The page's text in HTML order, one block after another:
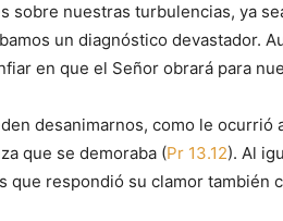
sobre nuestras turbulencias, ya
un diagnóstico devastador.
en que el Señor obrará para
desanimarnos, como le ocurrió
que se demoraba (Pr 13.12). Al
que respondió su clamor también